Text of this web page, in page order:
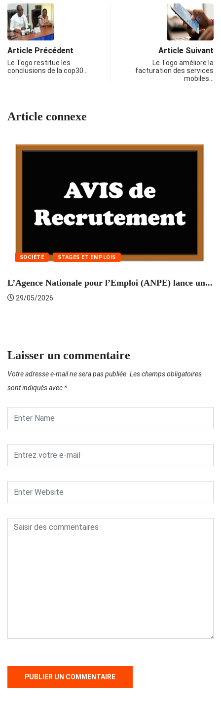
Article Précédent
Le Togo restitue les
conclusions de la cop30…
Article Suivant
Le Togo améliore la
facturation des services
mobiles…
Article connexe
SOCIÉTÉ STAGES ET EMPLOIS
L’Agence Nationale pour l’Emploi (ANPE) lance un...
29/05/2026
Laisser un commentaire
Votre adresse e-mail ne sera pas publiée. Les champs obligatoires
sont indiqués avec *